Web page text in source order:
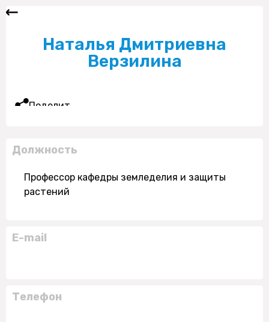
Наталья Дмитриевна
Верзилина
Поделиться
Должность
Профессор кафедры земледелия и защиты
растений
E-mail
Телефон